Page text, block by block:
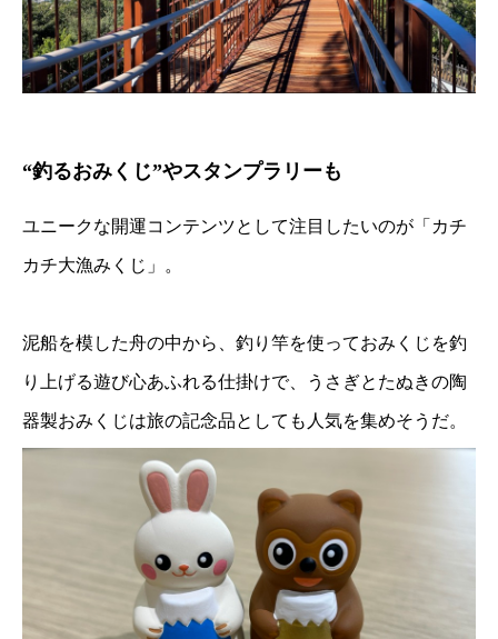
“釣るおみくじ”やスタンプラリーも
ユニークな開運コンテンツとして注目したいのが「カチ
カチ大漁みくじ」。
泥船を模した舟の中から、釣り竿を使っておみくじを釣
り上げる遊び心あふれる仕掛けで、うさぎとたぬきの陶
器製おみくじは旅の記念品としても人気を集めそうだ。